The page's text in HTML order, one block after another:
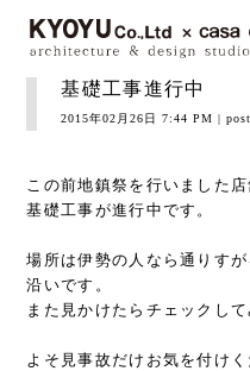
基礎工事進行中
2015年02月26日 7:44 PM |
この前地鎮祭を行いました
基礎工事が進行中です。
場所は伊勢の人なら通りす
沿いです。
また見かけたらチェックして
よそ見事故だけお気を付けく